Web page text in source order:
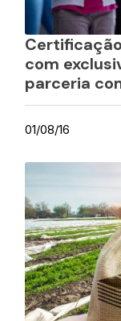
com
parceria
01/08/16